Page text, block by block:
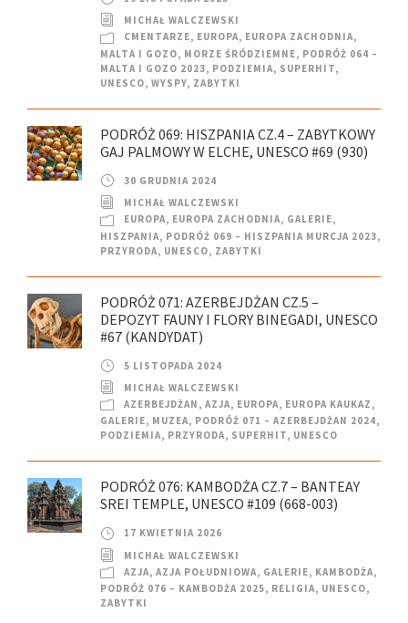
MICHAŁ WALCZEWSKI
CMENTARZE, EUROPA, EUROPA ZACHODNIA,
MALTA I GOZO, MORZE ŚRÓDZIEMNE, PODRÓŻ 064 –
MALTA I GOZO 2023, PODZIEMIA, SUPERHIT,
UNESCO, WYSPY, ZABYTKI
PODRÓŻ 069: HISZPANIA CZ.4 – ZABYTKOWY
GAJ PALMOWY W ELCHE, UNESCO #69 (930)
30 GRUDNIA 2024
MICHAŁ WALCZEWSKI
EUROPA, EUROPA ZACHODNIA, GALERIE,
HISZPANIA, PODRÓŻ 069 – HISZPANIA MURCJA 2023,
PRZYRODA, UNESCO, ZABYTKI
PODRÓŻ 071: AZERBEJDŻAN CZ.5 –
DEPOZYT FAUNY I FLORY BINEGADI, UNESCO
#67 (KANDYDAT)
5 LISTOPADA 2024
MICHAŁ WALCZEWSKI
AZERBEJDŻAN , AZJA, EUROPA, EUROPA KAUKAZ ,
GALERIE, MUZEA, PODRÓŻ 071 – AZERBEJDŻAN 2024,
PODZIEMIA, PRZYRODA, SUPERHIT, UNESCO
PODRÓŻ 076: KAMBODŻA CZ.7 – BANTEAY
SREI TEMPLE, UNESCO #109 (668-003)
17 KWIETNIA 2026
MICHAŁ WALCZEWSKI
AZJA, AZJA POŁUDNIOWA, GALERIE, KAMBODŻA,
PODRÓŻ 076 – KAMBODŻA 2025, RELIGIA, UNESCO,
ZABYTKI